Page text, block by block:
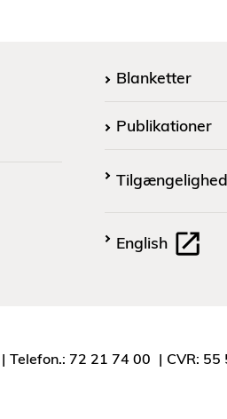
Blanketter
Publikationer
English
Telefon.: 72 21 74 00 CVR: 55